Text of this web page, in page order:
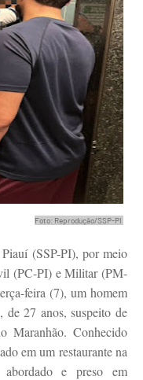
Foto: Reprodução/SSP-PI
(SSP-PI), por meio
(PC-PI) e Militar (PM-
feira (7), um homem
, de 27 anos, suspeito de
Maranhão. Conhecido
em um restaurante na
e preso em